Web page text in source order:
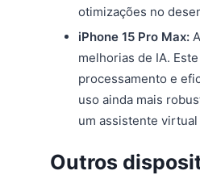
otimizações no
iPhone 15 Pro Max:
melhorias de IA.
processamento e
uso ainda mais
um assistente virtual
Outros